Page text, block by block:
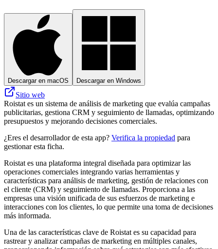
Descargar en macOS Descargar en Windows
Sitio web
Roistat es un sistema de análisis de marketing que evalúa campañas
publicitarias, gestiona CRM y seguimiento de llamadas, optimizando
presupuestos y mejorando decisiones comerciales.
¿Eres el desarrollador de esta app? Verifica la propiedad para
gestionar esta ficha.
Roistat es una plataforma integral diseñada para optimizar las
operaciones comerciales integrando varias herramientas y
características para análisis de marketing, gestión de relaciones con
el cliente (CRM) y seguimiento de llamadas. Proporciona a las
empresas una visión unificada de sus esfuerzos de marketing e
interacciones con los clientes, lo que permite una toma de decisiones
más informada.
Una de las características clave de Roistat es su capacidad para
rastrear y analizar campañas de marketing en múltiples canales,